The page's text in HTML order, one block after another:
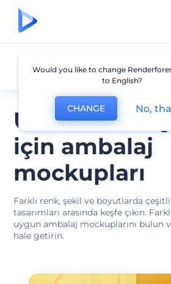
Ürün ve
için ambalaj
mockupları
Farklı renk, şekil ve boyutlarda
tasarımları arasında keşfe çıkın.
uygun ambalaj mockuplarını bulun
hale getirin.
Ambalaj
Would you like to change
to English?
CHANGE No,